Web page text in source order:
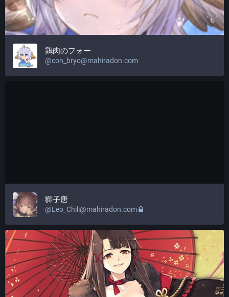
鶏肉のフォー
@con_bryo@mahiradon.com
獅子唐
@Leo_Chili@mahiradon.com